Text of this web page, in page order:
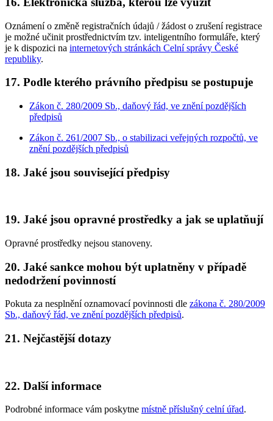
Oznámení o změně registračních údajů / žádost o zrušení registrace
je možné učinit prostřednictvím tzv. inteligentního formuláře, který
je k dispozici na internetových stránkách Celní správy České
republiky.
17. Podle kterého právního předpisu se postupuje
Zákon č. 280/2009 Sb., daňový řád, ve znění pozdějších
předpisů
Zákon č. 261/2007 Sb., o stabilizaci veřejných rozpočtů, ve
znění pozdějších předpisů
18. Jaké jsou související předpisy
19. Jaké jsou opravné prostředky a jak se uplatňují
Opravné prostředky nejsou stanoveny.
20. Jaké sankce mohou být uplatněny v případě
nedodržení povinností
Pokuta za nesplnění oznamovací povinnosti dle zákona č. 280/2009
Sb., daňový řád, ve znění pozdějších předpisů.
21. Nejčastější dotazy
22. Další informace
Podrobné informace vám poskytne místně příslušný celní úřad.